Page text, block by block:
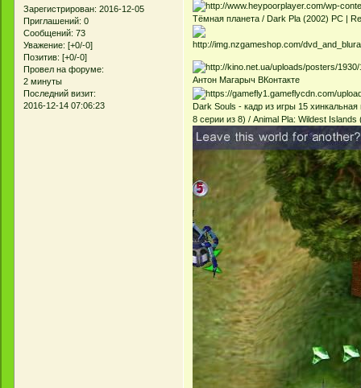
Зарегистрирован: 2016-12-05
Приглашений: 0
Сообщений: 73
Уважение: [+0/-0]
Позитив: [+0/-0]
Провел на форуме:
2 минуты
Последний визит:
2016-12-14 07:06:23
Тёмная планета / Dark Pla (2002) PC |
Антон Магарыч ВКонтакте
Dark Souls - кадр из игры 15
8 серии из 8) / Animal Pla: Wildest